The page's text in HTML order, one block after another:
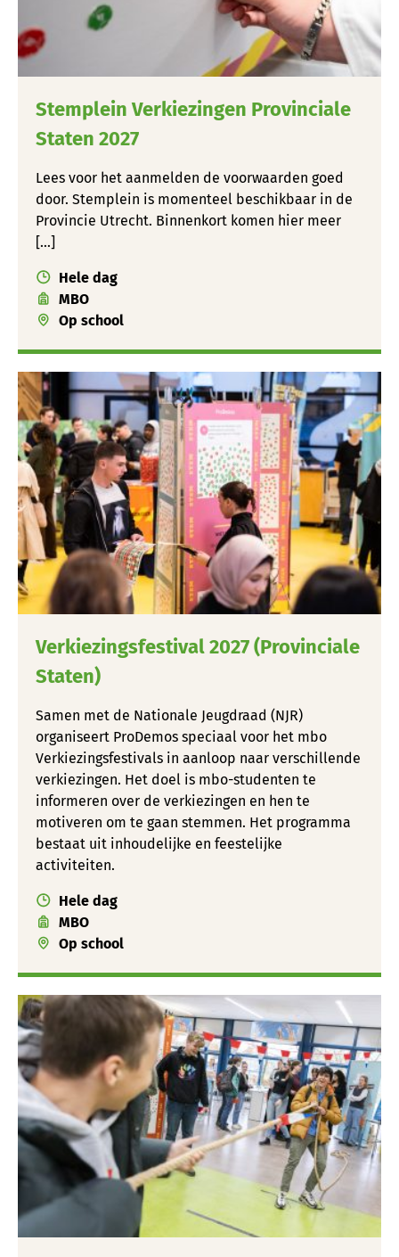
Stemplein Verkiezingen Provinciale
Staten 2027
Lees voor het aanmelden de voorwaarden goed
door. Stemplein is momenteel beschikbaar in de
Provincie Utrecht. Binnenkort komen hier meer
[…]
Hele dag
MBO
Op school
Verkiezingsfestival 2027 (Provinciale
Staten)
Samen met de Nationale Jeugdraad (NJR)
organiseert ProDemos speciaal voor het mbo
Verkiezingsfestivals in aanloop naar verschillende
verkiezingen. Het doel is mbo-studenten te
informeren over de verkiezingen en hen te
motiveren om te gaan stemmen. Het programma
bestaat uit inhoudelijke en feestelijke
activiteiten.
Hele dag
MBO
Op school